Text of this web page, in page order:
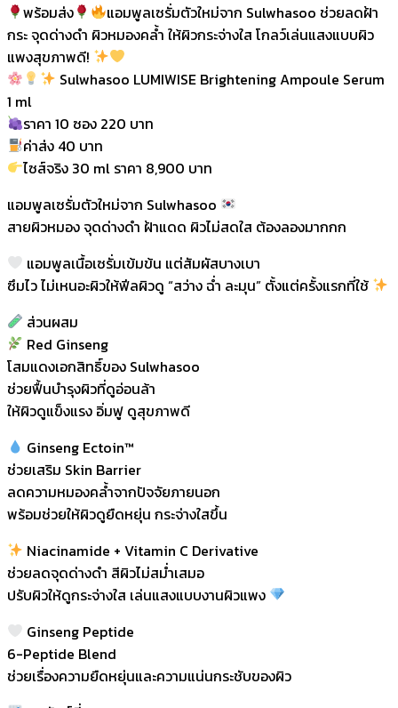
พร้อมส่ง
แอมพูลเซรั่มตัวใหม่จาก Sulwhasoo ช่วยลดฝ้า
กระ จุดด่างดำ ผิวหมองคล้ำ ให้ผิวกระจ่างใส โกลว์เล่นแสงแบบผิว
แพงสุขภาพดี!
Sulwhasoo LUMIWISE Brightening Ampoule Serum
1 ml
ราคา 10 ซอง 220 บาท
ค่าส่ง 40 บาท
ไซส์จริง 30 ml ราคา 8,900 บาท
แอมพูลเซรั่มตัวใหม่จาก Sulwhasoo
สายผิวหมอง จุดด่างดำ ฝ้าแดด ผิวไม่สดใส ต้องลองมากกก
แอมพูลเนื้อเซรั่มเข้มข้น แต่สัมผัสบางเบา
ซึมไว ไม่เหนอะผิวให้ฟีลผิวดู “สว่าง ฉ่ำ ละมุน” ตั้งแต่ครั้งแรกที่ใช้
ส่วนผสม
Red Ginseng
โสมแดงเอกสิทธิ์ของ Sulwhasoo
ช่วยฟื้นบำรุงผิวที่ดูอ่อนล้า
ให้ผิวดูแข็งแรง อิ่มฟู ดูสุขภาพดี
Ginseng Ectoin™
ช่วยเสริม Skin Barrier
ลดความหมองคล้ำจากปัจจัยภายนอก
พร้อมช่วยให้ผิวดูยืดหยุ่น กระจ่างใสขึ้น
Niacinamide + Vitamin C Derivative
ช่วยลดจุดด่างดำ สีผิวไม่สม่ำเสมอ
ปรับผิวให้ดูกระจ่างใส เล่นแสงแบบงานผิวแพง
Ginseng Peptide
6-Peptide Blend
ช่วยเรื่องความยืดหยุ่นและความแน่นกระชับของผิว